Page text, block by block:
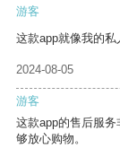
游客
这款app就像我的私
2024-08-05
游客
这款app的售后服
够放心购物。